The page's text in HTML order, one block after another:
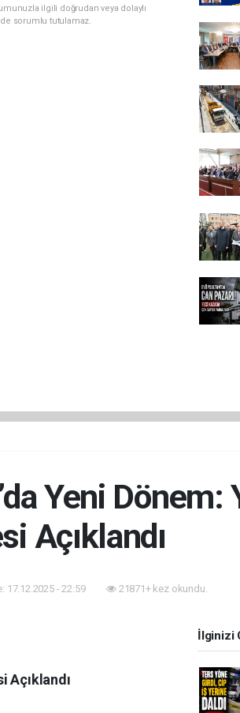
ilgili doğrudan veya dolaylı
sorumlu tutulamaz.
Yeni Dönem:
Açıklandı
17.12.2025 - 22:59 21871+ kez okundu.
İlginizi